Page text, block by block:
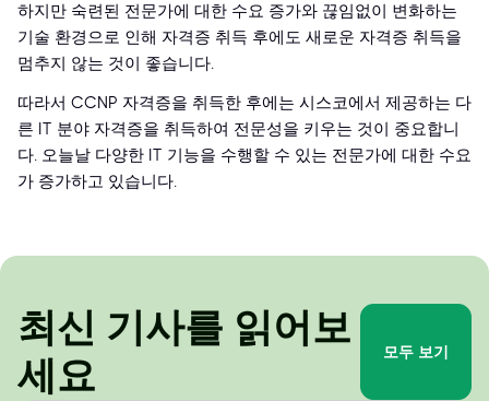
하지만 숙련된 전문가에 대한 수요 증가와 끊임없이 변화하는
기술 환경으로 인해 자격증 취득 후에도 새로운 자격증 취득을
멈추지 않는 것이 좋습니다.
따라서 CCNP 자격증을 취득한 후에는 시스코에서 제공하는 다
른 IT 분야 자격증을 취득하여 전문성을 키우는 것이 중요합니
다. 오늘날 다양한 IT 기능을 수행할 수 있는 전문가에 대한 수요
가 증가하고 있습니다.
최신 기사를 읽어보
세요
모두 보기